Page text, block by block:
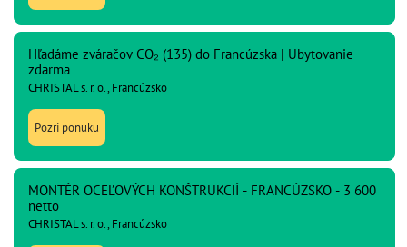
Hľadáme zváračov CO₂ (135) do Francúzska | Ubytovanie
zdarma
CHRISTAL s. r. o., Francúzsko
Pozri ponuku
MONTÉR OCEĽOVÝCH KONŠTRUKCIÍ - FRANCÚZSKO - 3 600
netto
CHRISTAL s. r. o., Francúzsko